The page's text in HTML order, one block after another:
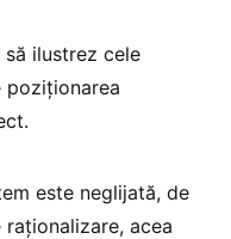
ilustrez cele
poziționarea
este neglijată, de
acea